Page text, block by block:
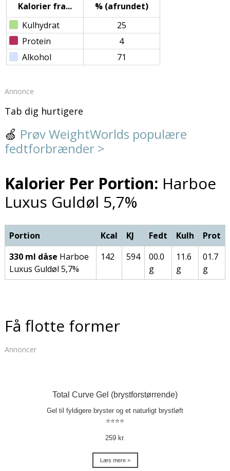
Kalorier fra...
% (afrundet)
Kulhydrat
25
Protein
4
Alkohol
71
Annonce
Tab dig hurtigere
🍏 Prøv WeightWorlds populære
fedtforbrænder >
Kalorier Per Portion: Harboe
Luxus Guldøl 5,7%
Portion Kcal KJ Fedt Kulh
Prot
330 ml dåse Harboe
Luxus Guldøl 5,7%
142 594
00.0
g
11.6
g
01.7
g
Få flotte former
Annoncer
Total Curve Gel (brystforstørrende)
Gel til fyldigere bryster og et naturligt brystløft
⭐⭐⭐⭐
259 kr.
Læs mere >